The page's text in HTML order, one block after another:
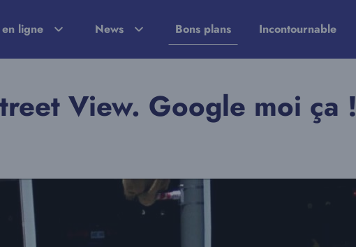
ligne News Bons plans Incontournable
View. Google moi ça !